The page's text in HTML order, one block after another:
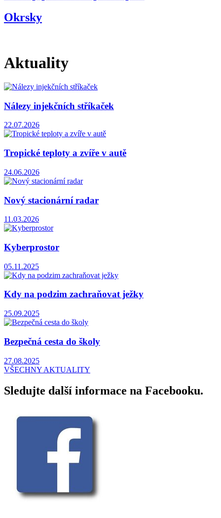
Okrsky
Aktuality
Nálezy injekčních stříkaček
22.07.2026
Tropické teploty a zvíře v autě
24.06.2026
Nový stacionární radar
11.03.2026
Kyberprostor
05.11.2025
Kdy na podzim zachraňovat ježky
25.09.2025
Bezpečná cesta do školy
27.08.2025
VŠECHNY AKTUALITY
Sledujte další informace na Facebooku.